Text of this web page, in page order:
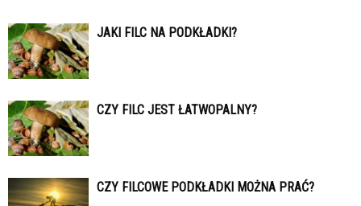
JAKI FILC NA PODKŁADKI?
CZY FILC JEST ŁATWOPALNY?
CZY FILCOWE PODKŁADKI MOŻNA PRAĆ?